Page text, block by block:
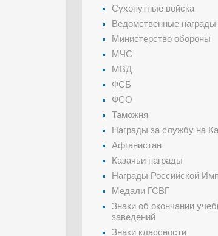
Сухопутные войска
Ведомственные награды
Министерство обороны
МЧС
МВД
ФСБ
ФСО
Таможня
Награды за службу на
Афганистан
Казачьи награды
Награды Российской
Медали ГСВГ
Знаки об окончании
заведений
Знаки классности